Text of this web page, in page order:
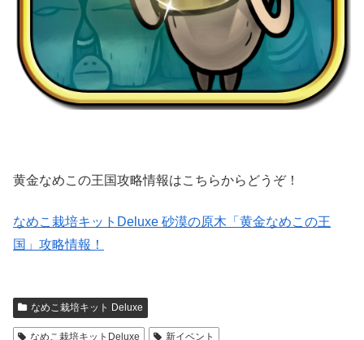
黄金なめこの王国攻略情報はこちらからどうぞ！
なめこ栽培キットDeluxe 砂漠の原木「黄金なめこの王
国」攻略情報！
なめこ栽培キット Deluxe
なめこ栽培キットDeluxe 新イベント